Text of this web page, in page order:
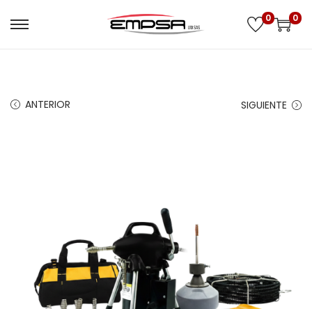
0 0
ANTERIOR SIGUIENTE